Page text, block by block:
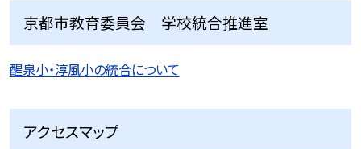
京都市教育委員会 学校統合推進室
醒泉小・淳風小の統合について
アクセスマップ